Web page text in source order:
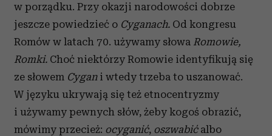
w porządku. Przy okazji narodowości dobrze
jeszcze powiedzieć o Cyganach. Od kongresu
Romów w latach 70. używamy słowa Romowie,
Romki. Choć niektórzy Romowie identyfikują się
ze słowem Cygan i wtedy trzeba to uszanować.
W języku ukrywają się też etnocentryzmy
i używamy pewnych słów, żeby kogoś obrazić,
mówimy przecież: ocyganić, oszwabić albo